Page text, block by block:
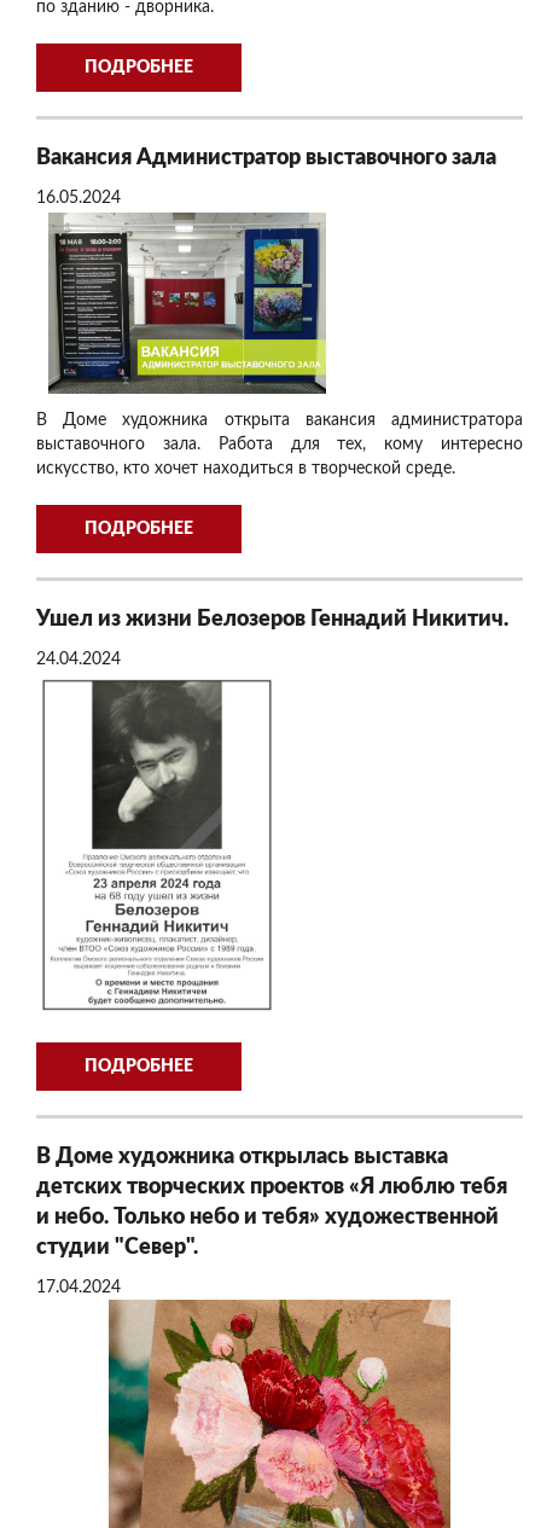
по зданию - дворника.
ПОДРОБНЕЕ
Вакансия Администратор выставочного зала
16.05.2024
В Доме художника открыта вакансия администратора
выставочного зала. Работа для тех, кому интересно
искусство, кто хочет находиться в творческой среде.
ПОДРОБНЕЕ
Ушел из жизни Белозеров Геннадий Никитич.
24.04.2024
ПОДРОБНЕЕ
В Доме художника открылась выставка
детских творческих проектов «Я люблю тебя
и небо. Только небо и тебя» художественной
студии "Север".
17.04.2024